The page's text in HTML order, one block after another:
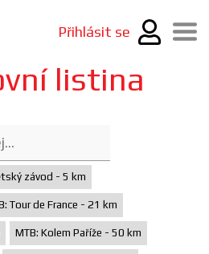
Přihlásit se
listina
závod - 5 km
Tour de France - 21 km
MTB: Kolem Paříže - 50 km